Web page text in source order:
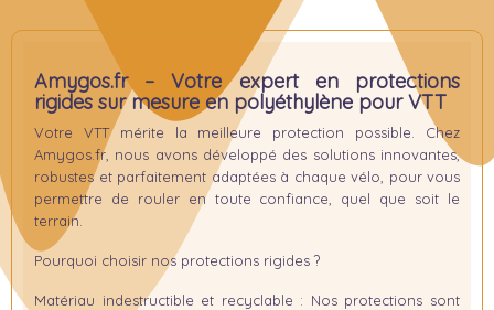
Amygos.fr – Votre expert en protections
rigides sur mesure en polyéthylène pour VTT
Votre VTT mérite la meilleure protection possible. Chez
Amygos.fr, nous avons développé des solutions innovantes,
robustes et parfaitement adaptées à chaque vélo, pour vous
permettre de rouler en toute confiance, quel que soit le
terrain.
Pourquoi choisir nos protections rigides ?
Matériau indestructible et recyclable : Nos protections sont